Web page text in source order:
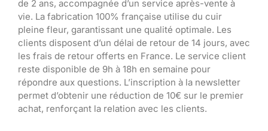
de 2 ans, accompagnée d’un service après-vente à
vie. La fabrication 100% française utilise du cuir
pleine fleur, garantissant une qualité optimale. Les
clients disposent d’un délai de retour de 14 jours, avec
les frais de retour offerts en France. Le service client
reste disponible de 9h à 18h en semaine pour
répondre aux questions. L’inscription à la newsletter
permet d’obtenir une réduction de 10€ sur le premier
achat, renforçant la relation avec les clients.